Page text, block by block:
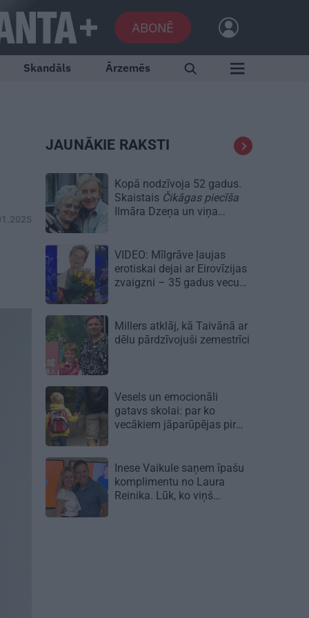
ABONĒ
Skandāls Ārzemēs
JAUNĀKIE RAKSTI
Kopā nodzīvoja 52 gadus.
Skaistais Čikāgas piecīša
Ilmāra Dzeņa un viņa
VIDEO: Mīlgrāve ļaujas
erotiskai dejai ar Eirovīzijas
zvaigzni – 35 gadus vecu
Millers atklāj, kā Taivānā ar
dēlu pārdzīvojuši zemestrīci
Vesels un emocionāli
gatavs skolai: par ko
vecākiem jāparūpējas pirms
Inese Vaikule saņem īpašu
komplimentu no Laura
Reinika. Lūk, ko viņš